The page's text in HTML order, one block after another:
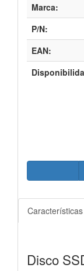
Marca:
P/N:
EAN:
Características
Disco